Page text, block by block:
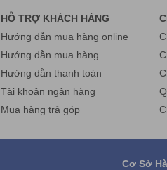
HỖ TRỢ KHÁCH HÀNG
Hướng dẫn mua hàng online
Hướng dẫn mua hàng
Hướng dẫn thanh toán
Tài khoản ngân hàng
Mua hàng trả góp
Cơ Sở